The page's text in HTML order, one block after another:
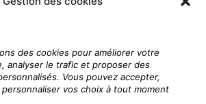
des cookies pour améliorer votre
analyser le trafic et proposer des
Vous pouvez accepter,
vos choix à tout moment